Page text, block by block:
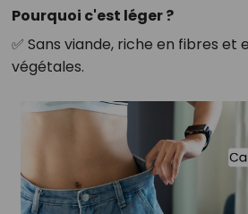
Pourquoi c'est léger ?
✅ Sans viande, riche en fibres et
végétales.